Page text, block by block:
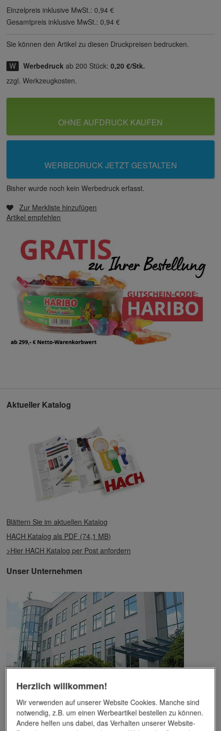
Einzelpreis inklusive MwSt.:0,94 €
Gesamtpreis inklusive MwSt.:0,94 €
Sie können den Artikel zu diesen Druck­preisen bedrucken.
Werbedruck ab 200 Stück:0,20 €/Stk.
zzgl. Werkzeugkosten.
OHNE AUFDRUCK KAUFEN
WERBEDRUCK JETZT GESTALTEN
Bisher wurde noch kein Werbedruck erfasst.
Zur Merkliste hinzufügen
Artikel empfehlen
Aktueller Katalog
Blättern Sie im aktuellen Katalog
HACH Katalog als PDF (74,1 MB)
>Hier HACH Katalog per Post anfordern
Unser Unternehmen
Das Unternehmen verfügt über jahrzehntelange Erfahrung im
Bereich der Werbemittelveredelung und im Werbeartikel-Markt.
Dieses Wissen kommt unseren Kunden tagtäglich zugute,
insbesondere wenn es um professionellenWerbedruckund
Herzlich willkommen!
Wir verwenden auf unserer Website Cookies. Manche sind
notwendig, z.B. um einen Werbeartikel bestellen zu können.
Andere helfen uns dabei, das Verhalten unserer Website-